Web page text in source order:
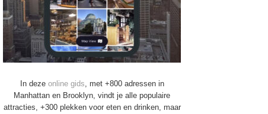
In deze online gids, met +800 adressen in
Manhattan en Brooklyn, vindt je alle populaire
attracties, +300 plekken voor eten en drinken, maar